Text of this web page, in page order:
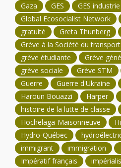
Gaza
GES GES industrie
Global Ecosocialist Network
gratuité
Greta Thunberg
Grève à la Société du
grève étudiante
Grève
grève sociale
Grève STM
Guerre
Guerre d'Ukraine
Haroun Bouazzi
Harper
histoire de la lutte de classe
Hochelaga-Maisonneuve
Hydro-Québec
immigrant
immigration
Impératif français